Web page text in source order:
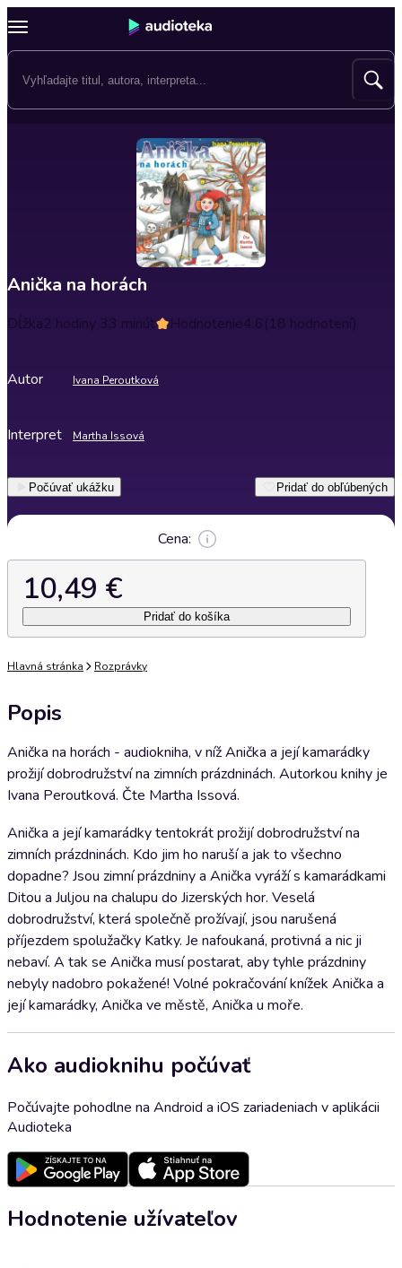
Anička na horách
Dĺžka2 hodiny 33 minút Hodnotenie4.6(18 hodnotení)
Autor Ivana Peroutková
Interpret Martha Issová
Počúvať ukážku Pridať do obľúbených
Cena:
10,49 €
Pridať do košíka
Hlavná stránka Rozprávky
Popis
Anička na horách - audiokniha, v níž Anička a její kamarádky
prožijí dobrodružství na zimních prázdninách. Autorkou knihy je
Ivana Peroutková. Čte Martha Issová.
Anička a její kamarádky tentokrát prožijí dobrodružství na
zimních prázdninách. Kdo jim ho naruší a jak to všechno
dopadne? Jsou zimní prázdniny a Anička vyráží s kamarádkami
Ditou a Juljou na chalupu do Jizerských hor. Veselá
dobrodružství, která společně prožívají, jsou narušená
příjezdem spolužačky Katky. Je nafoukaná, protivná a nic ji
nebaví. A tak se Anička musí postarat, aby tyhle prázdniny
nebyly nadobro pokažené! Volné pokračování knížek Anička a
její kamarádky, Anička ve městě, Anička u moře.
Ako audioknihu počúvať
Počúvajte pohodlne na Android a iOS zariadeniach v aplikácii
Audioteka
Hodnotenie užívateľov